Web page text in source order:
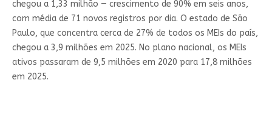
chegou a 1,33 milhão — crescimento de 90% em seis anos,
com média de 71 novos registros por dia. O estado de São
Paulo, que concentra cerca de 27% de todos os MEIs do país,
chegou a 3,9 milhões em 2025. No plano nacional, os MEIs
ativos passaram de 9,5 milhões em 2020 para 17,8 milhões
em 2025.